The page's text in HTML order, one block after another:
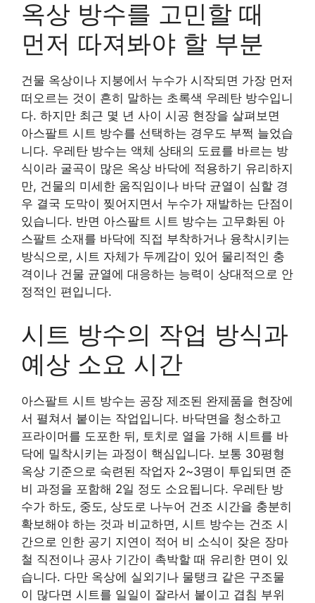
옥상 방수를 고민할 때
먼저 따져봐야 할 부분
건물 옥상이나 지붕에서 누수가 시작되면 가장 먼저
떠오르는 것이 흔히 말하는 초록색 우레탄 방수입니
다. 하지만 최근 몇 년 사이 시공 현장을 살펴보면
아스팔트 시트 방수를 선택하는 경우도 부쩍 늘었습
니다. 우레탄 방수는 액체 상태의 도료를 바르는 방
식이라 굴곡이 많은 옥상 바닥에 적용하기 유리하지
만, 건물의 미세한 움직임이나 바닥 균열이 심할 경
우 결국 도막이 찢어지면서 누수가 재발하는 단점이
있습니다. 반면 아스팔트 시트 방수는 고무화된 아
스팔트 소재를 바닥에 직접 부착하거나 융착시키는
방식으로, 시트 자체가 두께감이 있어 물리적인 충
격이나 건물 균열에 대응하는 능력이 상대적으로 안
정적인 편입니다.
시트 방수의 작업 방식과
예상 소요 시간
아스팔트 시트 방수는 공장 제조된 완제품을 현장에
서 펼쳐서 붙이는 작업입니다. 바닥면을 청소하고
프라이머를 도포한 뒤, 토치로 열을 가해 시트를 바
닥에 밀착시키는 과정이 핵심입니다. 보통 30평형
옥상 기준으로 숙련된 작업자 2~3명이 투입되면 준
비 과정을 포함해 2일 정도 소요됩니다. 우레탄 방
수가 하도, 중도, 상도로 나누어 건조 시간을 충분히
확보해야 하는 것과 비교하면, 시트 방수는 건조 시
간으로 인한 공기 지연이 적어 비 소식이 잦은 장마
철 직전이나 공사 기간이 촉박할 때 유리한 면이 있
습니다. 다만 옥상에 실외기나 물탱크 같은 구조물
이 많다면 시트를 일일이 잘라서 붙이고 겹침 부위